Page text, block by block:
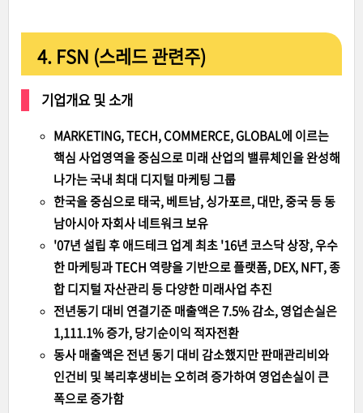
4. FSN (스레드 관련주)
기업개요 및 소개
MARKETING, TECH, COMMERCE, GLOBAL에 이르는
핵심 사업영역을 중심으로 미래 산업의 밸류체인을 완성해
나가는 국내 최대 디지털 마케팅 그룹
한국을 중심으로 태국, 베트남, 싱가포르, 대만, 중국 등 동
남아시아 자회사 네트워크 보유
'07년 설립 후 애드테크 업계 최초 '16년 코스닥 상장, 우수
한 마케팅과 TECH 역량을 기반으로 플랫폼, DEX, NFT, 종
합 디지털 자산관리 등 다양한 미래사업 추진
전년동기 대비 연결기준 매출액은 7.5% 감소, 영업손실은
1,111.1% 증가, 당기순이익 적자전환
동사 매출액은 전년 동기 대비 감소했지만 판매관리비와
인건비 및 복리후생비는 오히려 증가하여 영업손실이 큰
폭으로 증가함